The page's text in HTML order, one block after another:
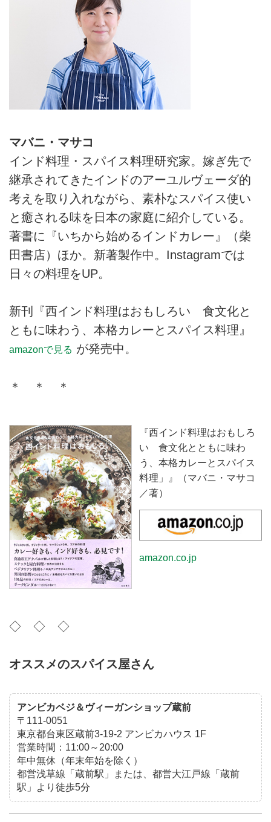
マバニ・マサコ
インド料理・スパイス料理研究家。嫁ぎ先で
継承されてきたインドのアーユルヴェーダ的
考えを取り入れながら、素朴なスパイス使い
と癒される味を日本の家庭に紹介している。
著書に『いちから始めるインドカレー』（柴
田書店）ほか。新著製作中。Instagramでは
日々の料理をUP。
新刊『西インド料理はおもしろい 食文化と
ともに味わう、本格カレーとスパイス料理』
amazonで見る が発売中。
＊ ＊ ＊
『西インド料理はおもしろ
い 食文化とともに味わ
う、本格カレーとスパイス
料理」』（マバニ・マサコ
／著）
amazon.co.jp
◇ ◇ ◇
オススメのスパイス屋さん
アンビカベジ＆ヴィーガンショップ蔵前
〒111-0051
東京都台東区蔵前3-19-2 アンビカハウス 1F
営業時間：11:00～20:00
年中無休（年末年始を除く）
都営浅草線「蔵前駅」または、都営大江戸線「蔵前
駅」より徒歩5分